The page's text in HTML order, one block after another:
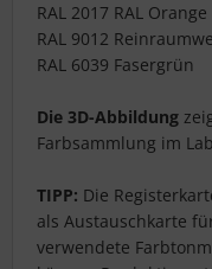
RAL 2017 RAL Orange
RAL 9012
RAL 6039 Fasergrün
Die 3D-Abbildung
Farbsammlung im
TIPP: Die
als Austauschkarte
verwendete